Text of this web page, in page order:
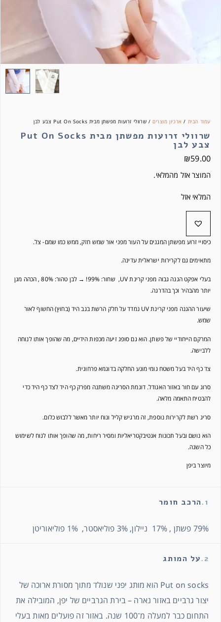
עמוד הבית / ארכיון מוצרים / שרוולי זרועות מפשתן מבית Put On Socks צבע לבן
שרוולי זרועות מפשתן מבית Put On Socks
צבע לבן
₪59.00
המוצר אזל מהמלאי.
המלאי אזל
כיסויי זרוע מפשתן המגנים על העור מפני אור שמש חזק, ממש כמו שמם- צל.
מתאימים גם לקרירות ישראלית עדינה.
בעלי אפקט הגנה גבוה מפני קרינת UV, שחור: 99%! → לבן טהור: 80% , הכהה מגן
יותר מהבהיר וכך בהדרגה.
שיעור ההגנה מפני קרינת UV נמדד על חלק הרשת בגב היד (בחוץ) החשוף לאור
שמש.
המרקם הייחודיי של פשתן. הוא גם סופג זיעה מכפות הידיים, מה שהופך אותו לנוחה
ללבישה.
צד כף היד בעל משטח גומי מונע החלקה בדוגמא פרחונית.
סרוג עם חור באזור האגודל. דוגמת הסריגה משתנה מפרק כף היד לצד כף היד כדי
להבטיח התאמה מלאה.
סריג רשת לקרירות נוספת, זה מרגיש קליל ונוח יותר מאשר ללבוש כלום.
הוא נושם ובעל תכונות אנטיבקטריאליות ומסיר ריחות, מה שהופך אותו לנוח לשימוש
כל השנה.
מיוצר ביפן
1. הרכב חומר
79% פשתן , 17% ניילון, 3% פוליאסטר, 1% פוליאוריטן
2. על המותג
Put on socks הוא מותג יפני שנולד מתוך מסורת ארוכה של
יצור גרביים באזור נארה – בירת הגרביים של יפן, המובילה את
התחום כבר למעלה מ־100 שנה. באזור זה פועלים מאות בעלי